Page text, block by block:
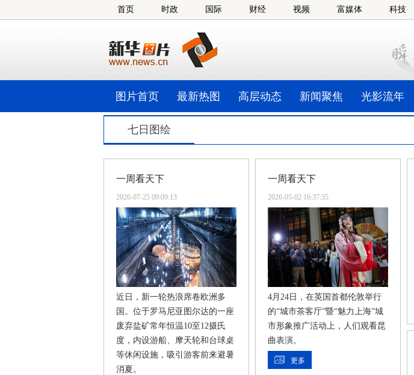
首页 时政 国际 财经 视频 富媒体 科技
图片首页 最新热图 高层动态 新闻聚焦 光影流年
七日图绘
一周看天下
2026-07-25 09:09:13
近日，新一轮热浪席卷欧洲多
国。位于罗马尼亚图尔达的一座
废弃盐矿常年恒温10至12摄氏
度，内设游船、摩天轮和台球桌
等休闲设施，吸引游客前来避暑
消夏。
一周看天下
2026-05-02 16:37:35
4月24日，在英国首都伦敦举行
的“城市茶客厅”暨“魅力上海”城
市形象推广活动上，人们观看昆
曲表演。
更多